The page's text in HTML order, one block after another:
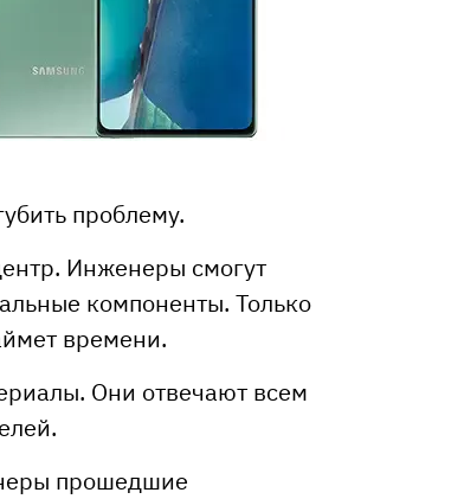
проблему.
Инженеры смогут
компоненты. Только
времени.
Они отвечают всем
прошедшие